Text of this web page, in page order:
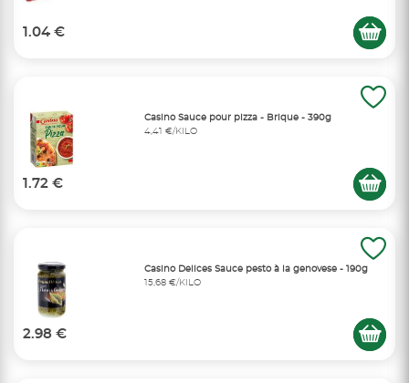
1.04 €
Casino Sauce pour pizza - Brique - 390g
4,41 €/KILO
1.72 €
Casino Delices Sauce pesto à la genovese - 190g
15,68 €/KILO
2.98 €